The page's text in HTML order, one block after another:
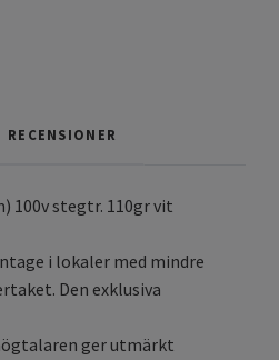
RECENSIONER
100v stegtr. 110gr vit
i lokaler med mindre
Den exklusiva
ger utmärkt